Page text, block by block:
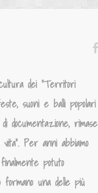
dei “Territori
suoni e balli popolari
documentazione, rimase
Per anni abbiamo
potuto
una delle più